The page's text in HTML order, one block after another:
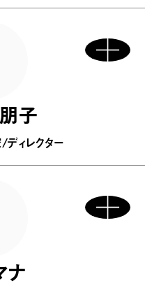
子
ィレクター
ナ